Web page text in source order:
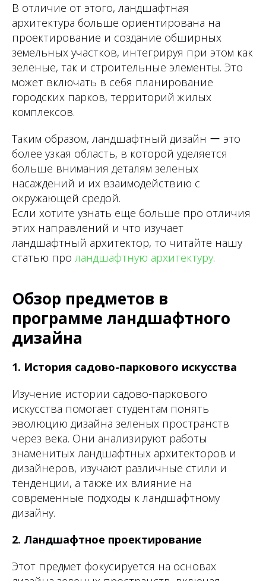
В отличие от этого, ландшафтная
архитектура больше ориентирована на
проектирование и создание обширных
земельных участков, интегрируя при этом как
зеленые, так и строительные элементы. Это
может включать в себя планирование
городских парков, территорий жилых
комплексов.
Таким образом, ландшафтный дизайн ー это
более узкая область, в которой уделяется
больше внимания деталям зеленых
насаждений и их взаимодействию с
окружающей средой.
Если хотите узнать еще больше про отличия
этих направлений и что изучает
ландшафтный архитектор, то читайте нашу
статью про ландшафтную архитектуру.
Обзор предметов в
программе ландшафтного
дизайна
1. История садово-паркового искусства
Изучение истории садово-паркового
искусства помогает студентам понять
эволюцию дизайна зеленых пространств
через века. Они анализируют работы
знаменитых ландшафтных архитекторов и
дизайнеров, изучают различные стили и
тенденции, а также их влияние на
современные подходы к ландшафтному
дизайну.
2. Ландшафтное проектирование
Этот предмет фокусируется на основах